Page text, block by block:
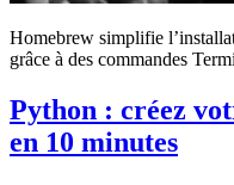
Homebrew simplifie
grâce à des commandes
Python : créez
en 10 minutes